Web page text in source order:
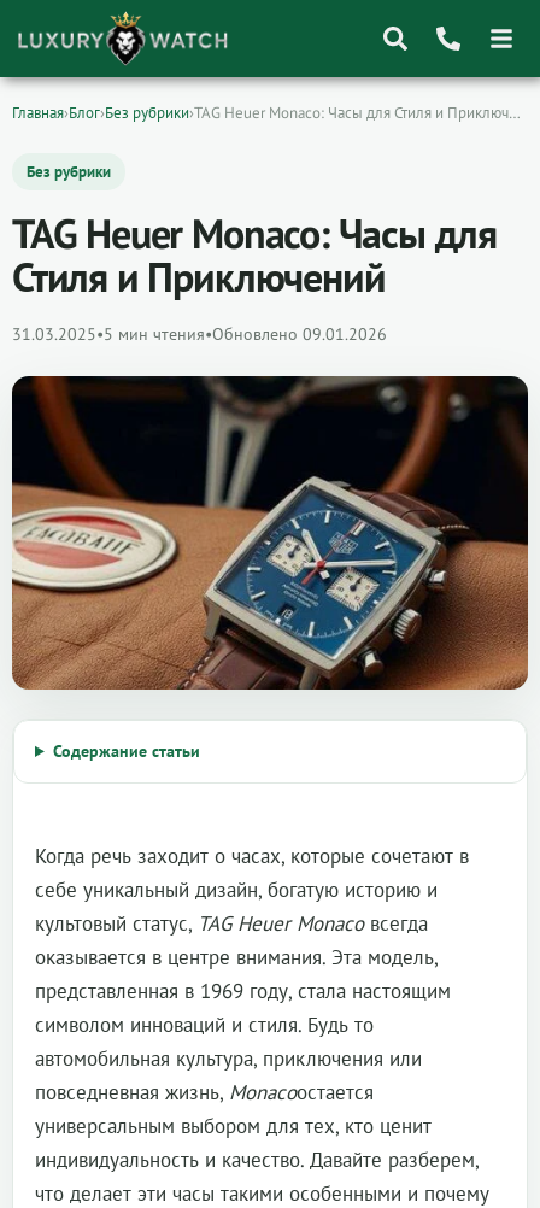
Главная›Блог›Без рубрики› TAG Heuer Monaco: Часы для Стиля и Приключений
Без рубрики
TAG Heuer Monaco: Часы для
Стиля и Приключений
31.03.2025•5 мин чтения•Обновлено 09.01.2026
Содержание статьи
Когда речь заходит о часах, которые сочетают в
себе уникальный дизайн, богатую историю и
культовый статус, TAG Heuer Monaco всегда
оказывается в центре внимания. Эта модель,
представленная в 1969 году, стала настоящим
символом инноваций и стиля. Будь то
автомобильная культура, приключения или
повседневная жизнь, Monacoостается
универсальным выбором для тех, кто ценит
индивидуальность и качество. Давайте разберем,
что делает эти часы такими особенными и почему